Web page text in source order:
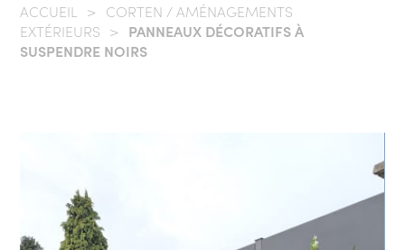
ACCUEIL / CORTEN / AMÉNAGEMENTS
EXTÉRIEURS
/ PANNEAUX DÉCORATIFS À
SUSPENDRE NOIRS